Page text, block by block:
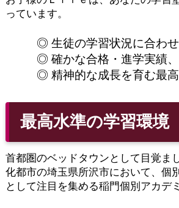
っています。
◎ 生徒の学習状況に合わ
◎ 確かな合格・進学実績
◎ 精神的な成長を育む最
最高水準の学習環境
首都圏のベッドタウンとして目覚ま
化都市の埼玉県所沢市において、個
として注目を集める稲門個別アカデ